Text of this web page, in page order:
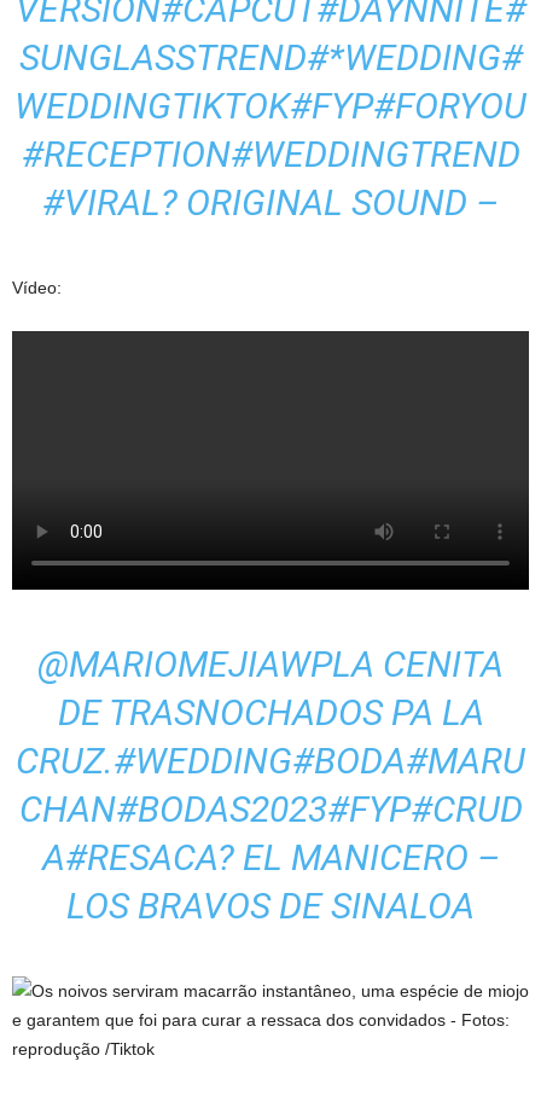
VERSION#CAPCUT#DAYNNITE#
SUNGLASSTREND#*WEDDING#
WEDDINGTIKTOK#FYP#FORYOU
#RECEPTION#WEDDINGTREND
#VIRAL? ORIGINAL SOUND –
Vídeo:
@MARIOMEJIAWPLA CENITA
DE TRASNOCHADOS PA LA
CRUZ.#WEDDING#BODA#MARU
CHAN#BODAS2023#FYP#CRUD
A#RESACA? EL MANICERO –
LOS BRAVOS DE SINALOA